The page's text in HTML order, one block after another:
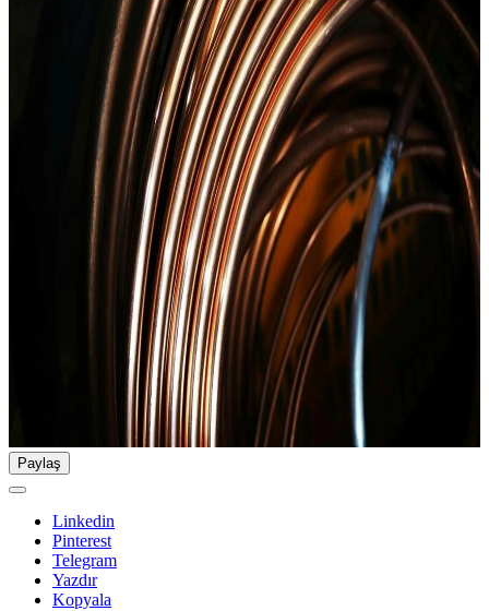
Paylaş
Linkedin
Pinterest
Telegram
Yazdır
Kopyala